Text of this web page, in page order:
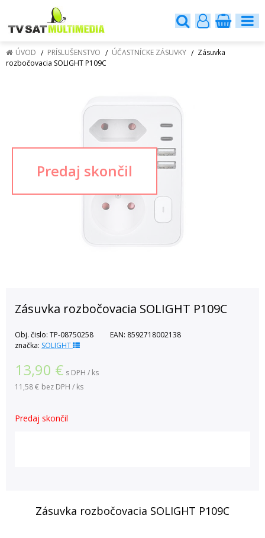
ÚVOD PRÍSLUŠENSTVO ÚČASTNÍCKE ZÁSUVKY
Zásuvka
rozbočovacia SOLIGHT P109C
Zásuvka rozbočovacia SOLIGHT P109C
Obj. čislo: TP-08750258 EAN: 8592718002138
značka: SOLIGHT
13,90 € s DPH / ks
11,58 € bez DPH / ks
Predaj skončil
Zásuvka rozbočovacia SOLIGHT P109C